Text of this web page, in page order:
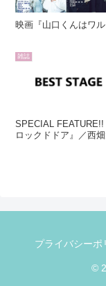
映画『山口くんはワ
雑誌
SPECIAL
ロックドドア』／西
プライバシーポ
©